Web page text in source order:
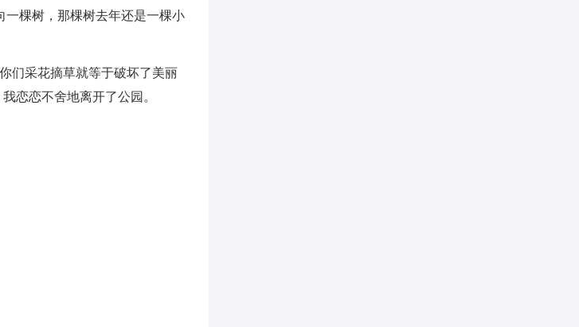
棵树，那棵树去年还是一棵小
们采花摘草就等于破坏了美丽
恋恋不舍地离开了公园。